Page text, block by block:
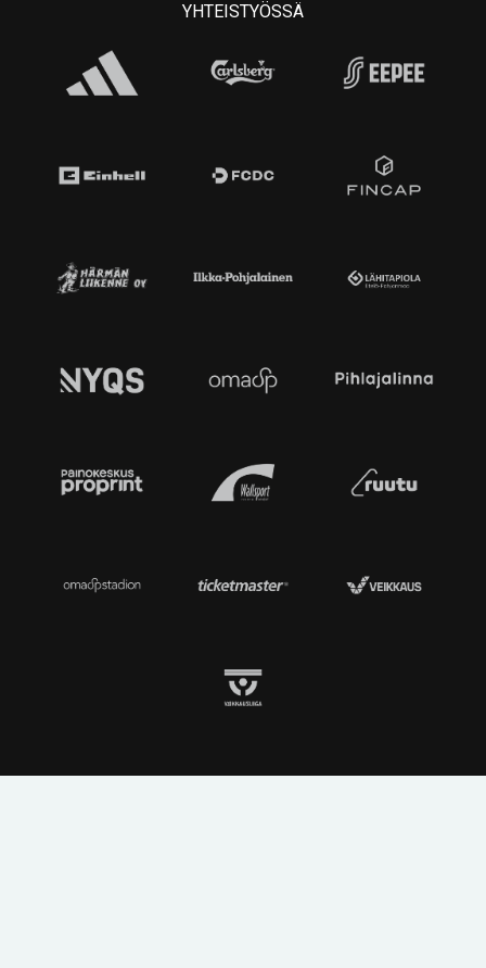
YHTEISTYÖSSÄ